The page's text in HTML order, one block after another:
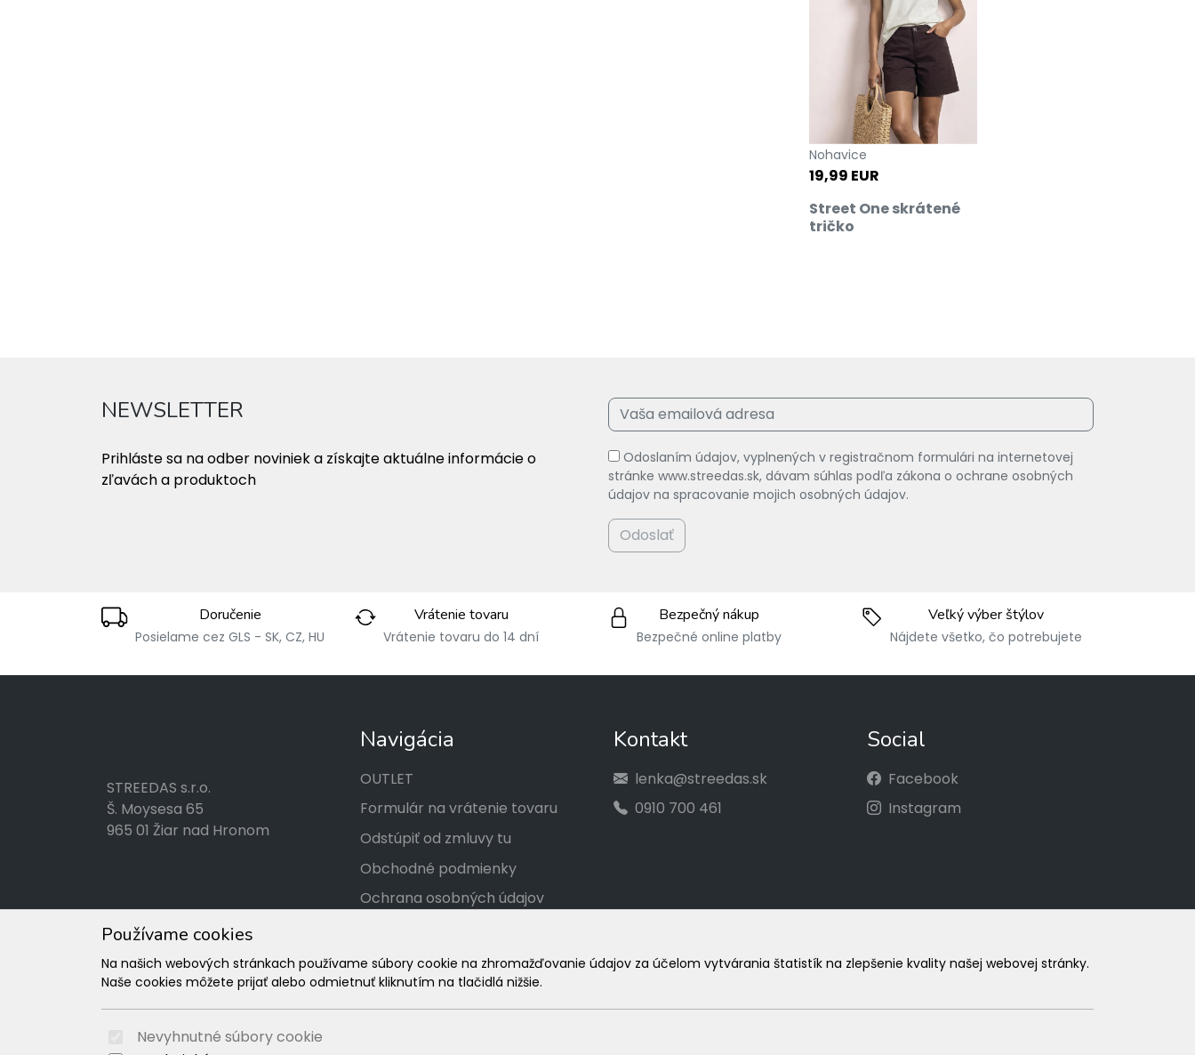
Nohavice
19,99 EUR
Street One skrátené
tričko
NEWSLETTER
Prihláste sa na odber noviniek a získajte aktuálne informácie o
zľavách a produktoch
Odoslaním údajov, vyplnených v registračnom formulári na internetovej
stránke www.streedas.sk, dávam súhlas podľa zákona o ochrane osobných
údajov na spracovanie mojich osobných údajov.
Odoslať
Doručenie
Posielame cez GLS - SK, CZ, HU
Vrátenie tovaru
Vrátenie tovaru do 14 dní
Bezpečný nákup
Bezpečné online platby
Veľký výber štýlov
Nájdete všetko, čo potrebujete
Používame cookies
Na našich webových stránkach používame súbory cookie na zhromažďovanie údajov za účelom vytvárania štatistík na zlepšenie kvality našej webovej stránky.
Naše cookies môžete prijať alebo odmietnuť kliknutím na tlačidlá nižšie.
Nevyhnutné súbory cookie
STREEDAS s.r.o.
Š. Moysesa 65
965 01 Žiar nad Hronom
Navigácia
OUTLET
Formulár na vrátenie tovaru
Odstúpiť od zmluvy tu
Obchodné podmienky
Ochrana osobných údajov
Tabuľka veľkostí
Reklamačný poriadok
Kontakt
lenka@streedas.sk
0910 700 461
Social
Facebook
Instagram